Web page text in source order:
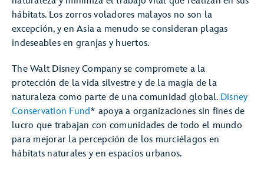
hábitats. Los zorros voladores malayos no son la
excepción, y en Asia a menudo se consideran plagas
indeseables en granjas y huertos.
The Walt Disney Company se compromete a la
protección de la vida silvestre y de la magia de la
naturaleza como parte de una comunidad global. Disney
Conservation Fund* apoya a organizaciones sin fines de
lucro que trabajan con comunidades de todo el mundo
para mejorar la percepción de los murciélagos en
hábitats naturales y en espacios urbanos.